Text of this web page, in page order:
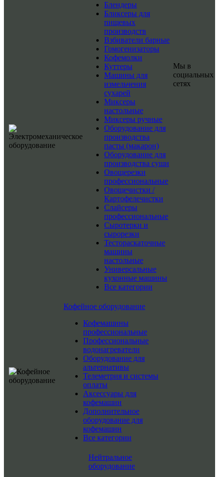
Блендеры
Бликсеры для
пищевых
производств
Взбиватели барные
Гомогенизаторы
Кофемолки
Куттеры
Машины для
измельчения
сухарей
Миксеры
настольные
Миксеры ручные
Оборудование для
производства
пасты (макарон)
Оборудование для
производства суши
Овощерезки
профессиональные
Овощечистки /
Картофелечистки
Слайсеры
профессиональные
Сыротерки и
сырорезки
Тестораскаточные
машины
настольные
Универсальные
кухонные машины
Все категории
Кофейное оборудование
Кофемашины
профессиональные
Профессиональные
водонагреватели
Оборудование для
альтернативы
Телеметрия и системы
оплаты
Аксессуары для
кофемашин
Дополнительное
оборудование для
кофемашин
Все категории
Нейтральное
оборудование
Мы в
социальных
сетях